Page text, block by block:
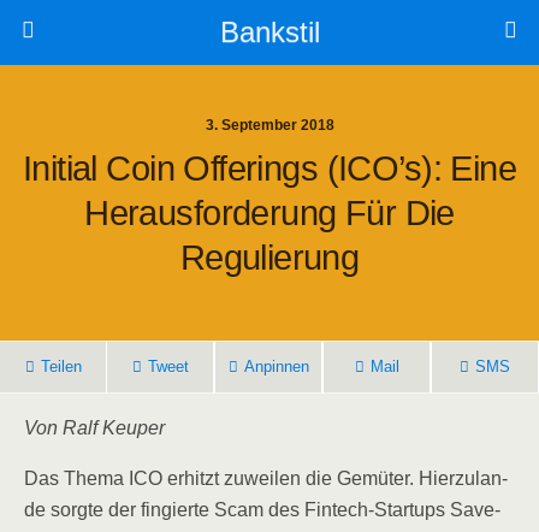
Bankstil
3. September 2018
Initi­al Coin Offe­rings (ICO’s): Eine
Her­aus­for­de­rung Für Die
Regulierung
Tei­len Tweet Anpin­nen Mail SMS
Von Ralf Keuper
Das The­ma ICO erhitzt zuwei­len die Gemü­ter. Hier­zu­lan­
de sorg­te der fin­gier­te Scam des Fin­tech-Start­ups Save­